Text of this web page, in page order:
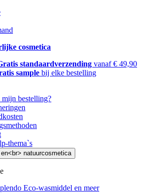
cosmetica
standaardverzending vanaf € 49,90
sample bij elke bestelling
mijn bestelling?
thema`s
Eco-wasmiddel en meer